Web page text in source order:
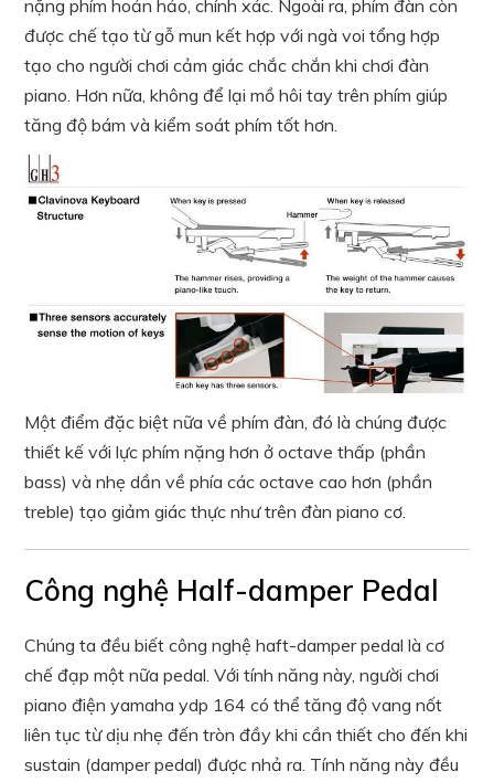
nặng phím hoản hảo, chính xác. Ngoài ra, phím đàn còn
được chế tạo từ gỗ mun kết hợp với ngà voi tổng hợp
tạo cho người chơi cảm giác chắc chắn khi chơi đàn
piano. Hơn nữa, không để lại mồ hôi tay trên phím giúp
tăng độ bám và kiểm soát phím tốt hơn.
Một điểm đặc biệt nữa về phím đàn, đó là chúng được
thiết kế với lực phím nặng hơn ở octave thấp (phần
bass) và nhẹ dần về phía các octave cao hơn (phần
treble) tạo giảm giác thực như trên đàn piano cơ.
Công nghệ Half-damper Pedal
Chúng ta đều biết công nghệ haft-damper pedal là cơ
chế đạp một nữa pedal. Với tính năng này, người chơi
piano điện yamaha ydp 164 có thể tăng độ vang nốt
liên tục từ dịu nhẹ đến tròn đầy khi cần thiết cho đến khi
sustain (damper pedal) được nhả ra. Tính năng này đều